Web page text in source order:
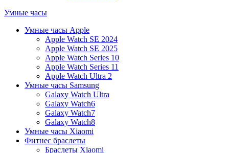
Умные часы
Умные часы Apple
Apple Watch SE 2024
Apple Watch SE 2025
Apple Watch Series 10
Apple Watch Series 11
Apple Watch Ultra 2
Умные часы Samsung
Galaxy Watch Ultra
Galaxy Watch6
Galaxy Watch7
Galaxy Watch8
Умные часы Xiaomi
Фитнес браслеты
Браслеты Xiaomi